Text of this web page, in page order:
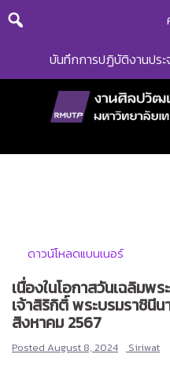
Skip
บันทึกการปฏิบัติงานประ
ดาวน์โหลดแบนเนอร์
เนื่องในโอกาสวันเฉลิมพ
เจ้าสิริกิติ์ พระบรมราชินี
สิงหาคม 2567
Posted August 8, 2024 Siriwat